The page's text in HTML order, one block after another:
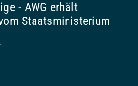
- AWG erhält
Staatsministerium